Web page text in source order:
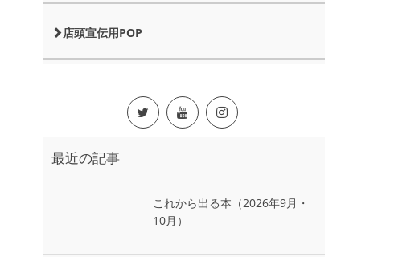
店頭宣伝用POP
最近の記事
これから出る本（2026年9月・
10月）